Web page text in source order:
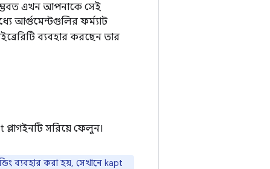
এখন আপনাকে সেই
আর্গুমেন্টগুলির ফর্ম্যাট
ব্যবহার করছেন তার
সরিয়ে ফেলুন।
ব্যবহার করা হয়, সেখানে kapt